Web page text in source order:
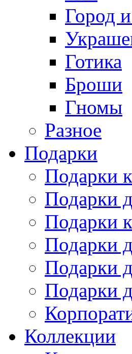
Город
Готика
Броши
Гномы
Разное
Подарки
Подарки
Подарки
Подарки
Подарки
Подарки
Подарки
Коллекции